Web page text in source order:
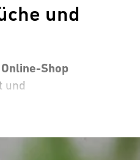
und
Online-Shop
und
überzeugen